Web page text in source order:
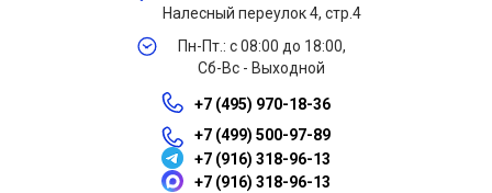
Налесный переулок 4, стр.4
Пн-Пт.: с 08:00 до 18:00,
Сб-Вс - Выходной
+7 (495) 970-18-36
+7 (499) 500-97-89
+7 (916) 318-96-13
+7 (916) 318-96-13